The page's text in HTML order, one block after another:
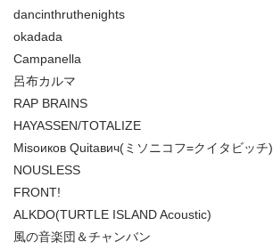
dancinthruthenights
okadada
Campanella
呂布カルマ
RAP BRAINS
HAYASSEN/TOTALIZE
Misoиков Quitaвич(ミソニコフ=クイタビッチ)
NOUSLESS
FRONT!
ALKDO(TURTLE ISLAND Acoustic)
風の音楽団＆チャンバン